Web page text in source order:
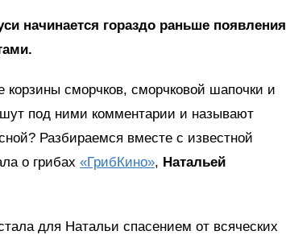
начинается гораздо раньше появления
сморчков, сморчковой шапочки и
под ними комментарии и называют
Разбираемся вместе с известной
о грибах «ГрибКино», Натальей
для Натальи спасением от всяческих